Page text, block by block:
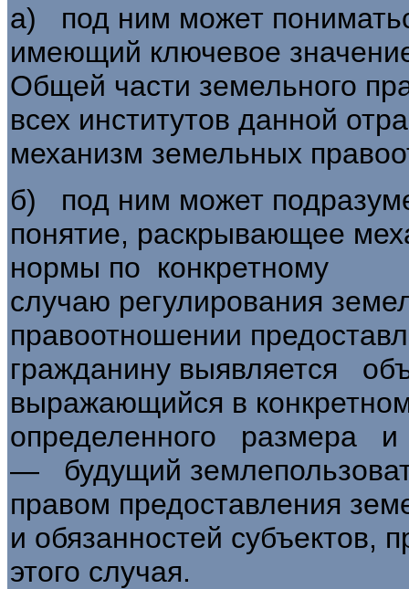
а) под ним может
имеющий ключевое
Общей части зе­мельного
всех институтов данной
механизм земельных
б) под ним может
понятие, раскрывающее
нормы по конкретному
случаю регулирования
правоотношении
гражданину выявляется
выражающийся в
определенного размера
— будущий
правом предоставления
и обязанностей субъектов,
этого случая.